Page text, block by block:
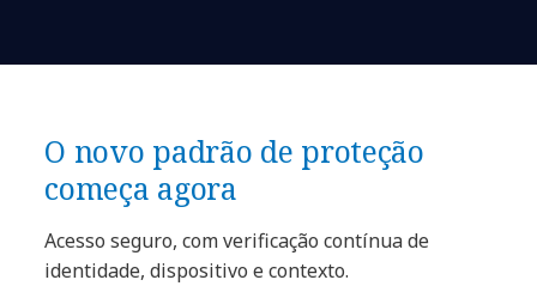
O novo padrão de proteção
começa agora
Acesso seguro, com verificação contínua de
identidade, dispositivo e contexto.